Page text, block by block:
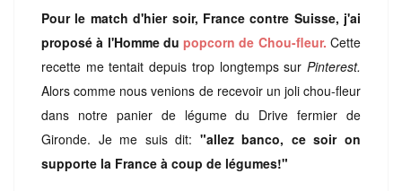
Pour le match d'hier soir, France contre Suisse, j'ai
proposé à l'Homme dupopcorn de Chou-fleur. Cette
recette me tentait depuis trop longtemps sur Pinterest.
Alors comme nous venions de recevoir un joli chou-fleur
dans notre panier de légume du Drive fermier de
Gironde. Je me suis dit: "allez banco, ce soir on
supporte la France à coup de légumes!"